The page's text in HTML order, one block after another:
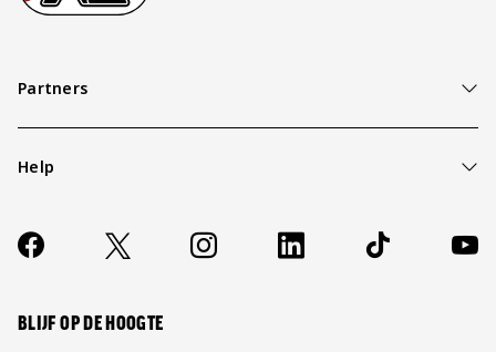
Partners
Help
Contact
FAQ
Socials
https://www.facebook.com/AZAlkmaar
X Instagram LinkedIn TikTok
BLIJF OP DE HOOGTE